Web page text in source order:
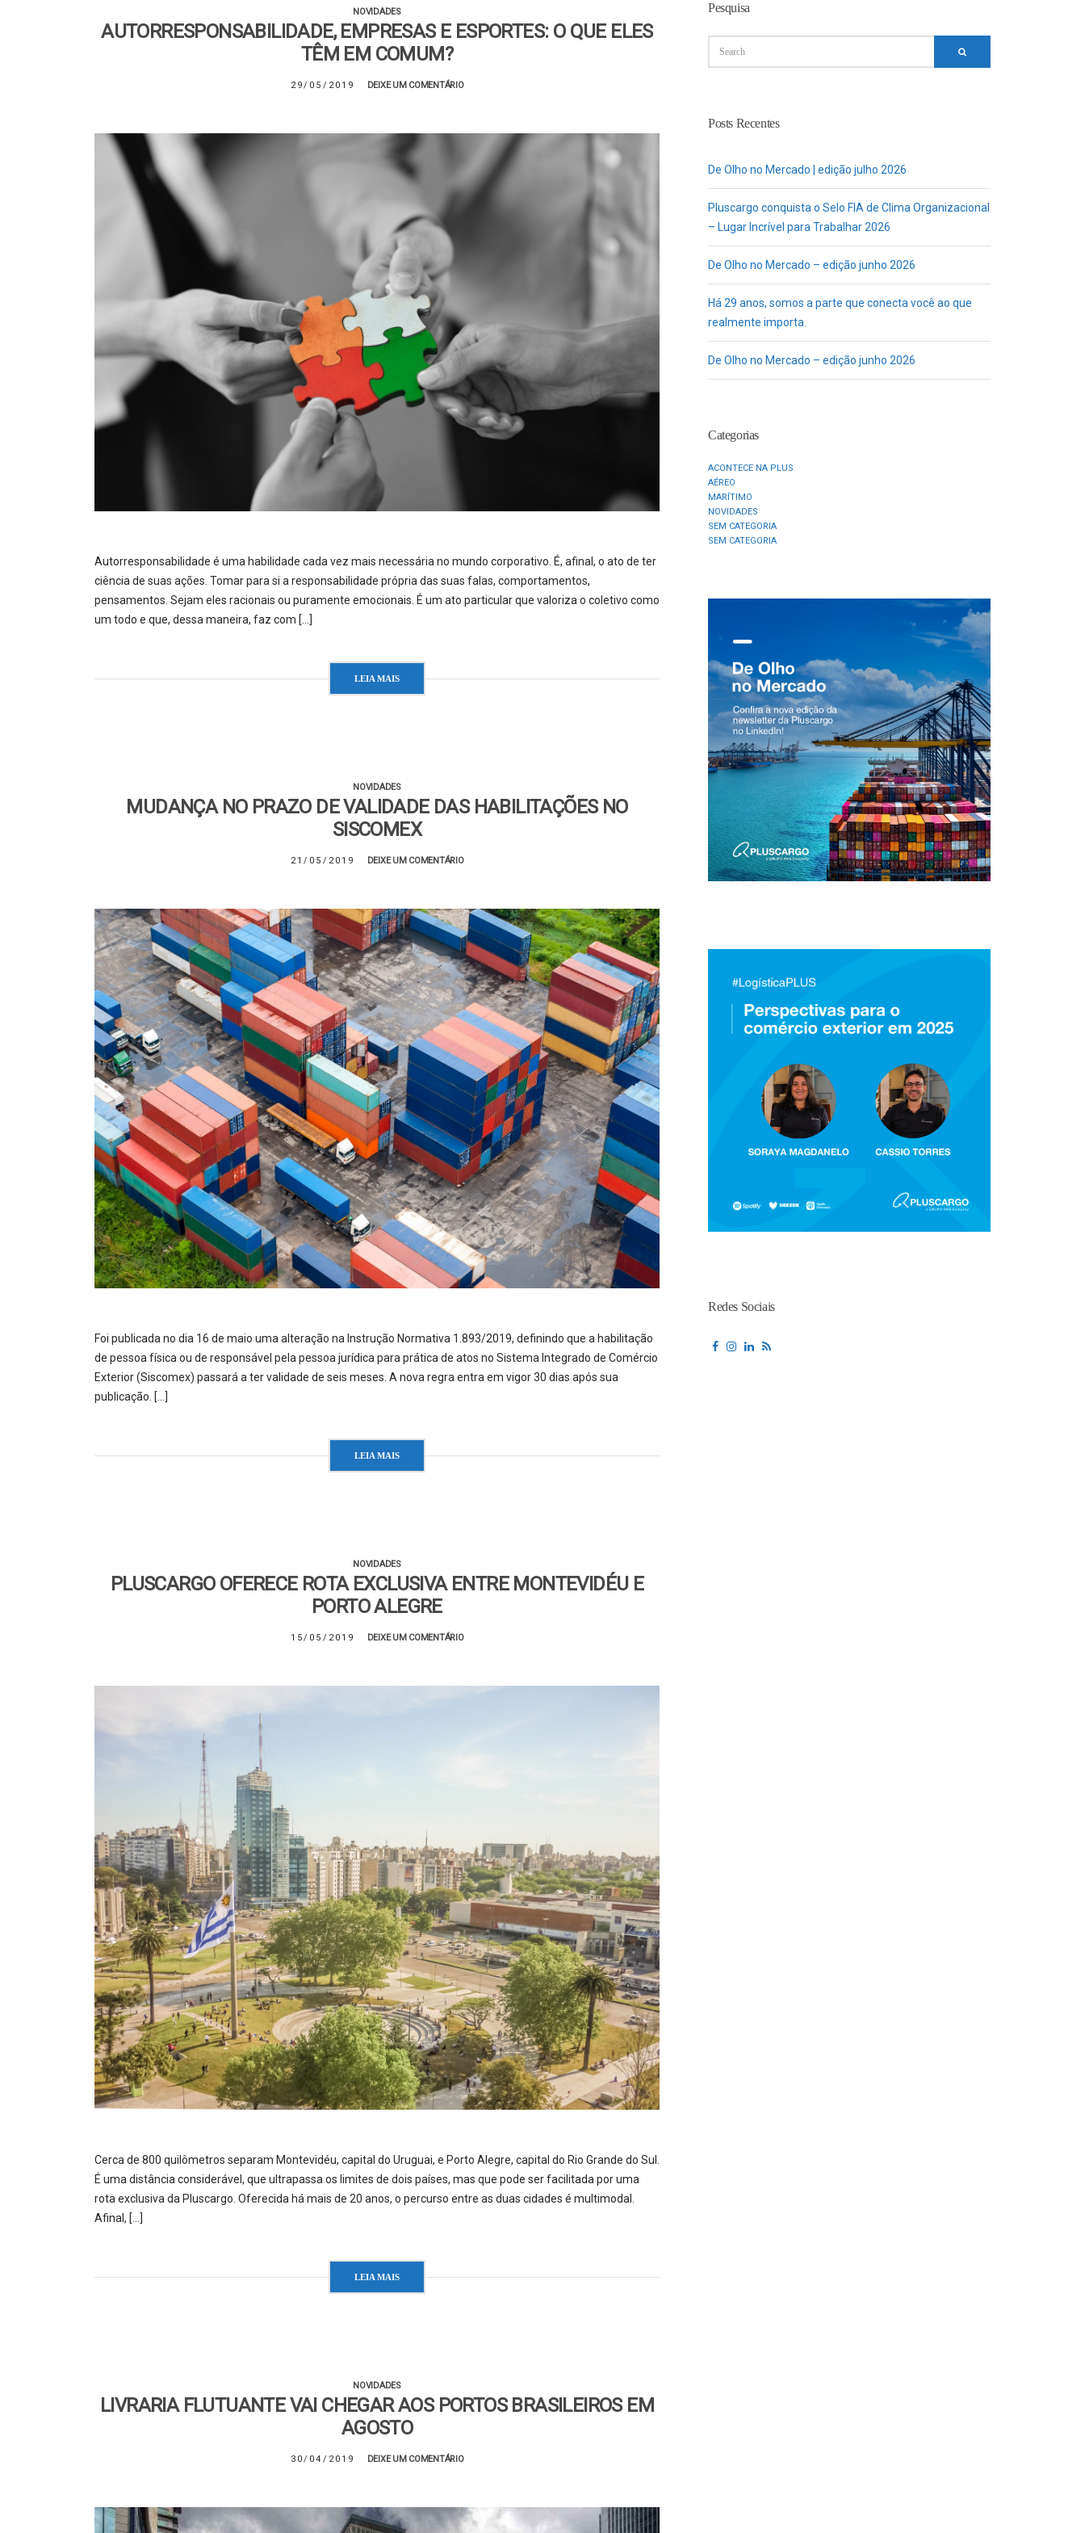
NOVIDADES
AUTORRESPONSABILIDADE, EMPRESAS E ESPORTES: O QUE ELES
TÊM EM COMUM?
29/05/2019 DEIXE UM COMENTÁRIO
Autorresponsabilidade é uma habilidade cada vez mais necessária no mundo corporativo. É, afinal, o ato de ter
ciência de suas ações. Tomar para si a responsabilidade própria das suas falas, comportamentos,
pensamentos. Sejam eles racionais ou puramente emocionais. É um ato particular que valoriza o coletivo como
um todo e que, dessa maneira, faz com […]
LEIA MAIS
NOVIDADES
MUDANÇA NO PRAZO DE VALIDADE DAS HABILITAÇÕES NO
SISCOMEX
21/05/2019 DEIXE UM COMENTÁRIO
Foi publicada no dia 16 de maio uma alteração na Instrução Normativa 1.893/2019, definindo que a habilitação
de pessoa física ou de responsável pela pessoa jurídica para prática de atos no Sistema Integrado de Comércio
Exterior (Siscomex) passará a ter validade de seis meses. A nova regra entra em vigor 30 dias após sua
publicação. […]
LEIA MAIS
NOVIDADES
PLUSCARGO OFERECE ROTA EXCLUSIVA ENTRE MONTEVIDÉU E
PORTO ALEGRE
15/05/2019 DEIXE UM COMENTÁRIO
Cerca de 800 quilômetros separam Montevidéu, capital do Uruguai, e Porto Alegre, capital do Rio Grande do Sul.
É uma distância considerável, que ultrapassa os limites de dois países, mas que pode ser facilitada por uma
rota exclusiva da Pluscargo. Oferecida há mais de 20 anos, o percurso entre as duas cidades é multimodal.
Afinal, […]
LEIA MAIS
NOVIDADES
LIVRARIA FLUTUANTE VAI CHEGAR AOS PORTOS BRASILEIROS EM
AGOSTO
30/04/2019 DEIXE UM COMENTÁRIO
Pesquisa
Posts Recentes
De Olho no Mercado | edição julho 2026
Pluscargo conquista o Selo FIA de Clima Organizacional
– Lugar Incrível para Trabalhar 2026
De Olho no Mercado – edição junho 2026
Há 29 anos, somos a parte que conecta você ao que
realmente importa.
De Olho no Mercado – edição junho 2026
Categorias
ACONTECE NA PLUS
AÉREO
MARÍTIMO
NOVIDADES
SEM CATEGORIA
SEM CATEGORIA
Redes Sociais